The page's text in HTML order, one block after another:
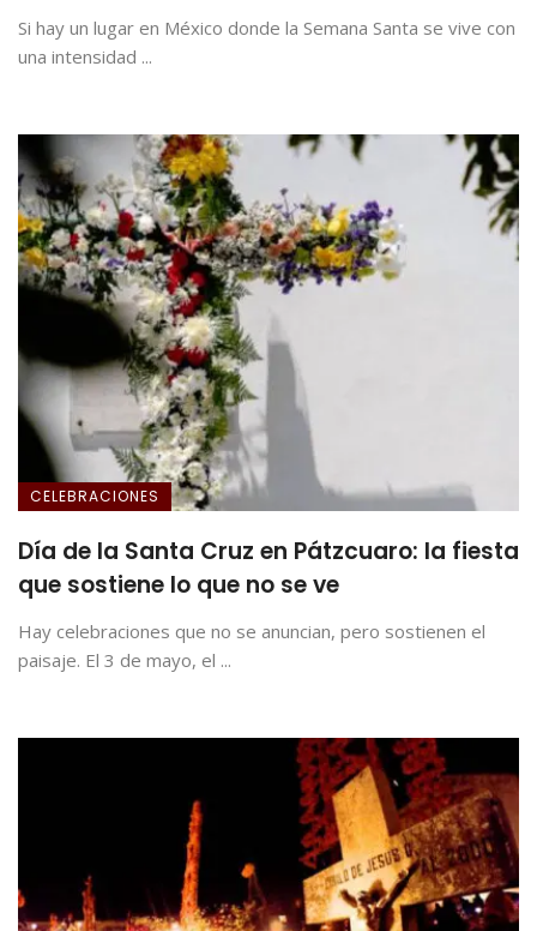
Si hay un lugar en México donde la Semana Santa se vive con
una intensidad ...
CELEBRACIONES
Día de la Santa Cruz en Pátzcuaro: la fiesta
que sostiene lo que no se ve
Hay celebraciones que no se anuncian, pero sostienen el
paisaje. El 3 de mayo, el ...